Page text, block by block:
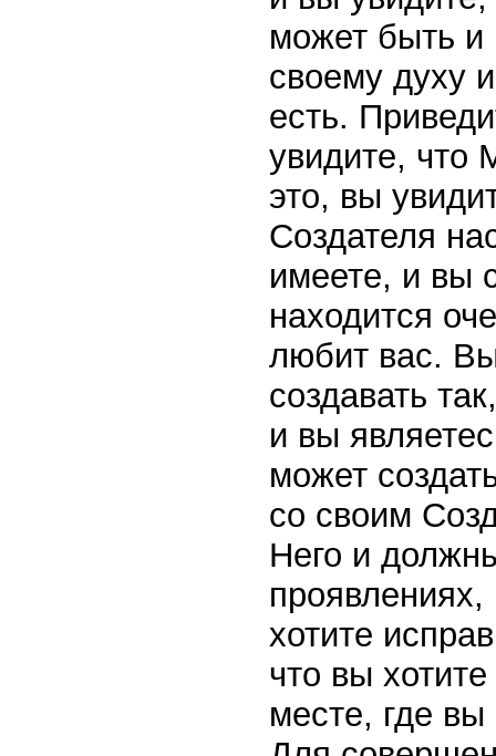
может быть и
своему духу
есть.
увидите, что
это, вы
Создателя
имеете, и вы
находится
любит вас.
создавать
и вы
может
со своим
Него и
хотите
что вы
месте, где вы